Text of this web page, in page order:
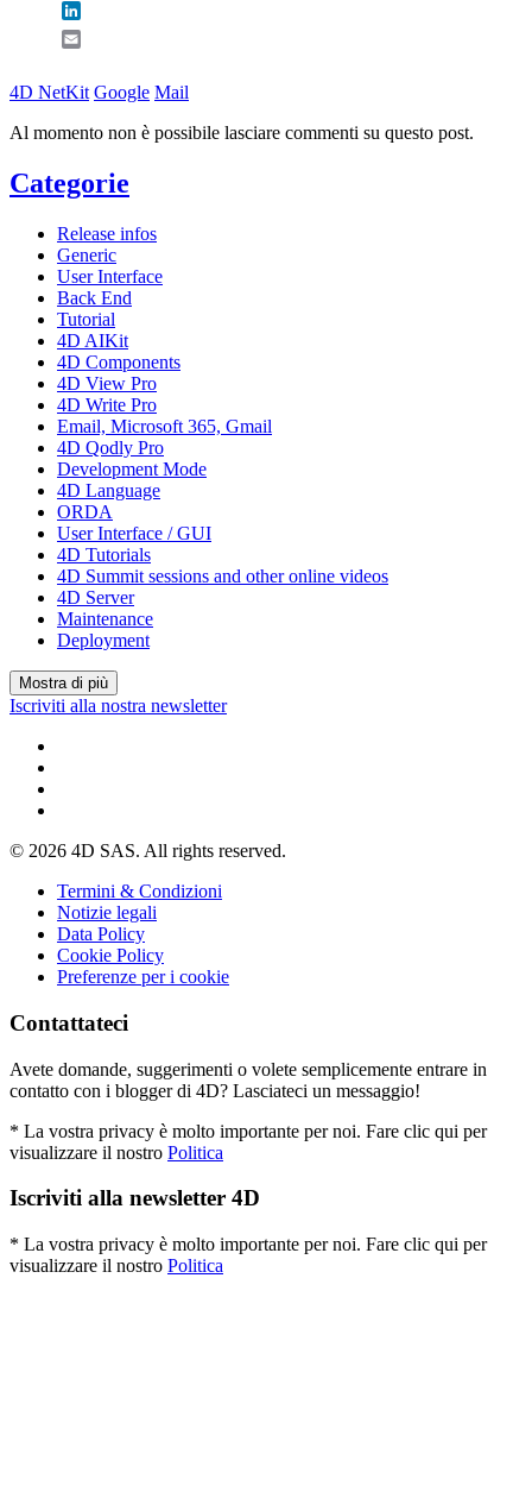
4D NetKit Google Mail
Al momento non è possibile lasciare commenti su questo post.
Categorie
Release infos
Generic
User Interface
Back End
Tutorial
4D AIKit
4D Components
4D View Pro
4D Write Pro
Email, Microsoft 365, Gmail
4D Qodly Pro
Development Mode
4D Language
ORDA
User Interface / GUI
4D Tutorials
4D Summit sessions and other online videos
4D Server
Maintenance
Deployment
Mostra di più
Iscriviti alla nostra newsletter
© 2026 4D SAS. All rights reserved.
Termini & Condizioni
Notizie legali
Data Policy
Cookie Policy
Preferenze per i cookie
Contattateci
Avete domande, suggerimenti o volete semplicemente entrare in
contatto con i blogger di 4D? Lasciateci un messaggio!
* La vostra privacy è molto importante per noi. Fare clic qui per
visualizzare il nostro Politica
Iscriviti alla newsletter 4D
* La vostra privacy è molto importante per noi. Fare clic qui per
visualizzare il nostro Politica